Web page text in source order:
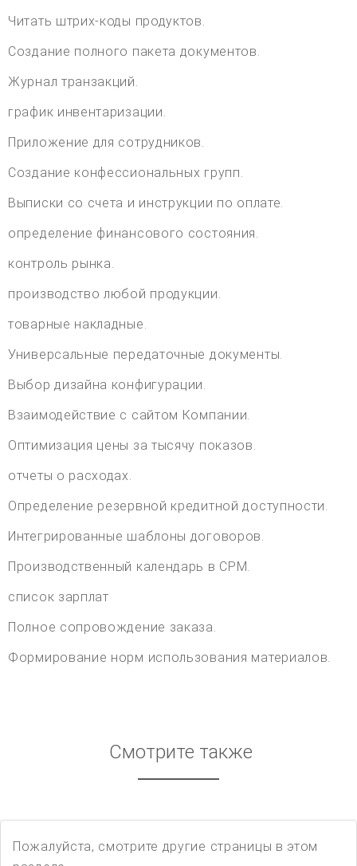
Читать штрих-коды продуктов.
Создание полного пакета документов.
Журнал транзакций.
график инвентаризации.
Приложение для сотрудников.
Создание конфессиональных групп.
Выписки со счета и инструкции по оплате.
определение финансового состояния.
контроль рынка.
производство любой продукции.
товарные накладные.
Универсальные передаточные документы.
Выбор дизайна конфигурации.
Взаимодействие с сайтом Компании.
Оптимизация цены за тысячу показов.
отчеты о расходах.
Определение резервной кредитной доступности.
Интегрированные шаблоны договоров.
Производственный календарь в CPM.
список зарплат
Полное сопровождение заказа.
Формирование норм использования материалов.
Смотрите также
Пожалуйста, смотрите другие страницы в этом